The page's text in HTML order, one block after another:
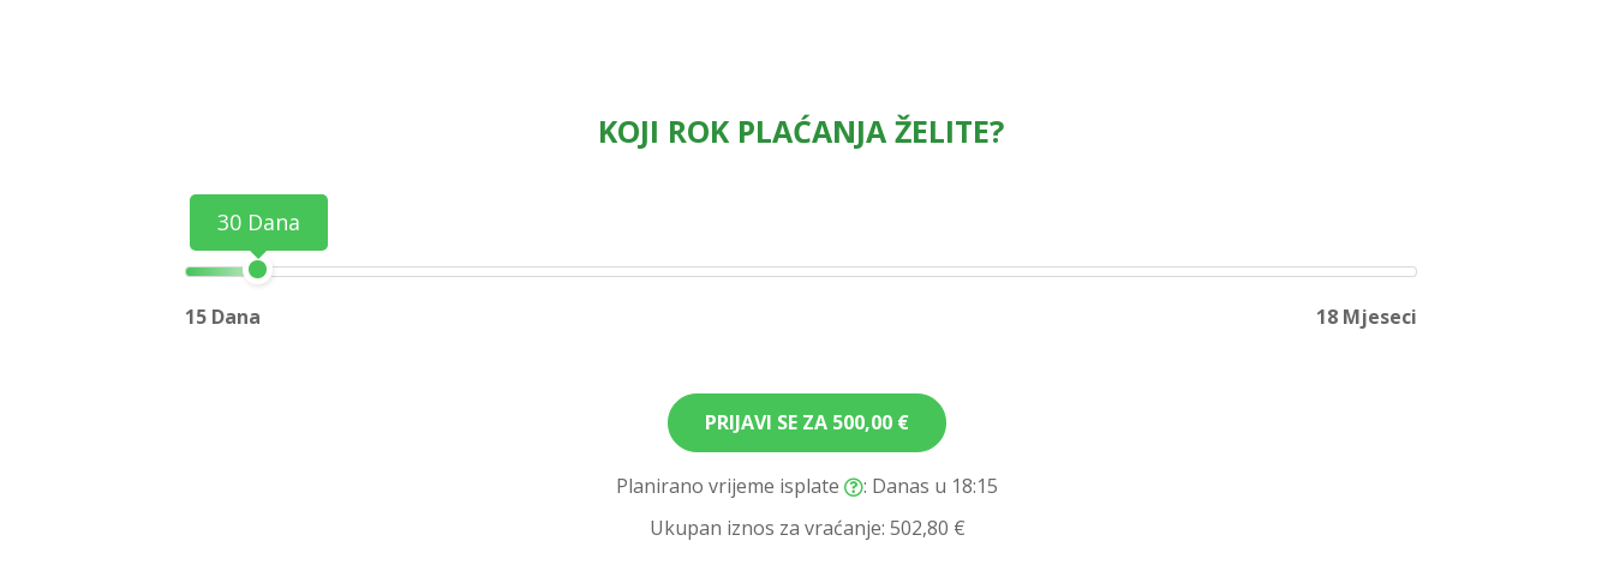
KOJI ROK PLAĆANJA ŽELITE?
30 Dana
15 Dana 18 Mjeseci
PRIJAVI SE ZA 500,00 €
Planirano vrijeme isplate
: Danas u 18:15
Ukupan iznos za vraćanje: 502,80 €